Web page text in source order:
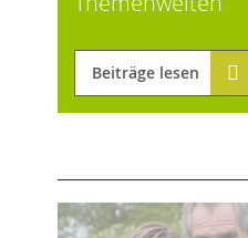
Beiträge lesen